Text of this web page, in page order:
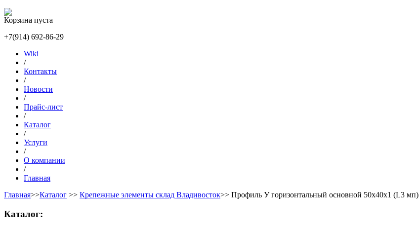
Корзина пуста
+7(914) 692-86-29
Wiki
/
Контакты
/
Новости
/
Прайс-лист
/
Каталог
/
Услуги
/
О компании
/
Главная
Главная>>Каталог >> Крепежные элементы склад Владивосток>> Профиль У горизонтальный основной 50x40x1 (L3 мп)
Каталог: